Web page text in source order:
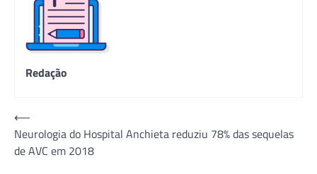
Redação
Navegação
de
Post
⟵
Neurologia do Hospital Anchieta reduziu 78% das sequelas
de AVC em 2018